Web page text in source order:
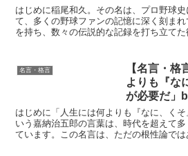
ろうか。」
味と得られ
はじめに稲尾和久。その名は、プロ野球
て、多くの野球ファンの記憶に深く刻ま
を持ち、数々の伝説的な記録を打ち立てた
名言・格言
【名言・
よりも『な
が必要だ」
意味と得ら
はじめに「人生には何よりも『なに、く
いう嘉納治五郎の言葉は、時代を超えて
ています。この名言は、ただの根性論で